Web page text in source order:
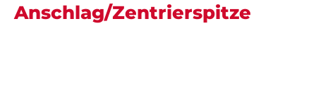
Anschlag/Zentrierspitze